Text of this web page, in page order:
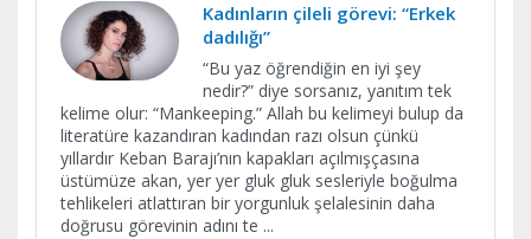
Kadınların çileli görevi: “Erkek
dadılığı”
“Bu yaz öğrendiğin en iyi şey
nedir?” diye sorsanız, yanıtım tek
kelime olur: “Mankeeping.” Allah bu kelimeyi bulup da
literatüre kazandıran kadından razı olsun çünkü
yıllardır Keban Barajı’nın kapakları açılmışçasına
üstümüze akan, yer yer gluk gluk sesleriyle boğulma
tehlikeleri atlattıran bir yorgunluk şelalesinin daha
doğrusu görevinin adını te ...